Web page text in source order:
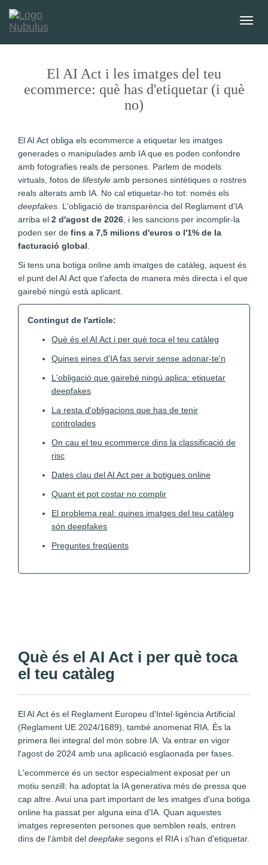
T
t
El AI Act i les imatges del teu
ecommerce: què has d'etiquetar (i què
no)
El AI Act obliga els ecommerce a etiquetar les imatges
generades o manipulades amb IA que es poden confondre
amb fotografies reals de persones. Parlem de models
virtuals, fotos de lifestyle amb persones sintètiques o rostres
reals alterats amb IA. No cal etiquetar-ho tot: només els
deepfakes . L'obligació de transparència del Reglament d'IA
arriba el 2 d'agost de 2026 , i les sancions per incomplir-la
poden ser de fins a 7,5 milions d'euros o l'1% de la
facturació global
Si tens una botiga online amb imatges de catàleg, aquest és
el punt del AI Act que t'afecta de manera més directa i el que
gairebé ningú està aplicant.
Contingut de l'article:
Què és el AI Act i per què toca el teu catàleg
Quines eines d'IA fas servir sense adonar-te'n
L'obligació que gairebé ningú aplica: etiquetar
deepfakes
La resta d'obligacions que has de tenir
controlades
On cau el teu ecommerce dins la classificació de
risc
Dates clau del AI Act per a botigues online
Quant et pot costar no complir
El problema real: quines imatges del teu catàleg
són deepfakes
Preguntes freqüents
Què és el AI Act i per què toca
el teu catàleg
El AI Act és el Reglament Europeu d'Intel·ligència Artificial
(Reglament UE 2024/1689), també anomenat RIA. És la
primera llei integral del món sobre IA. Va entrar en vigor
l'agost de 2024 amb una aplicació esglaonada per fases.
L'ecommerce és un sector especialment exposat per un
motiu senzill: ha adoptat la IA generativa més de pressa que
cap altre. Avui una part important de les imatges d'una botiga
online ha passat per alguna eina d'IA. Quan aquestes
imatges representen persones que semblen reals, entren
dins de l'àmbit del deepfake segons el RIA i s'han d'etiquetar.